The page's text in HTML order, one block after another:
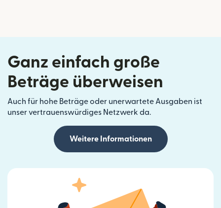
Ganz einfach große
Beträge überweisen
Auch für hohe Beträge oder unerwartete Ausgaben ist
unser vertrauenswürdiges Netzwerk da.
Weitere Informationen